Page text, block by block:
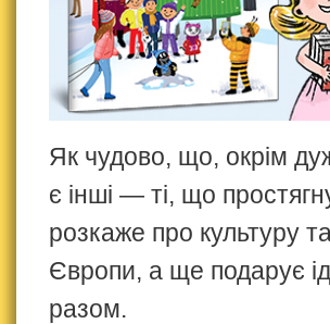
Як чудово, що, окрім
є інші — ті, що
розкаже про культуру
Європи, а ще подарує
разом.